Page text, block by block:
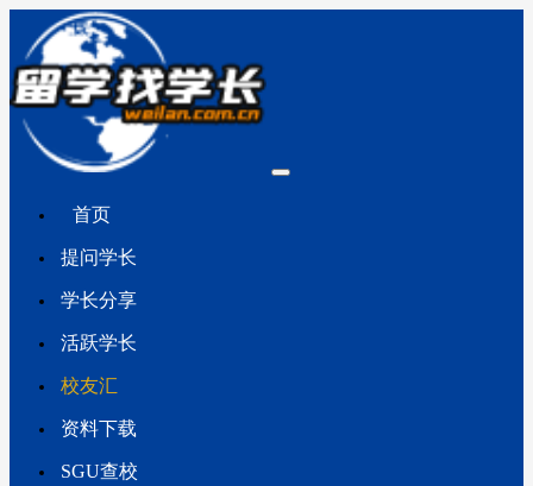
首页
提问学长
学长分享
活跃学长
校友汇
资料下载
SGU查校